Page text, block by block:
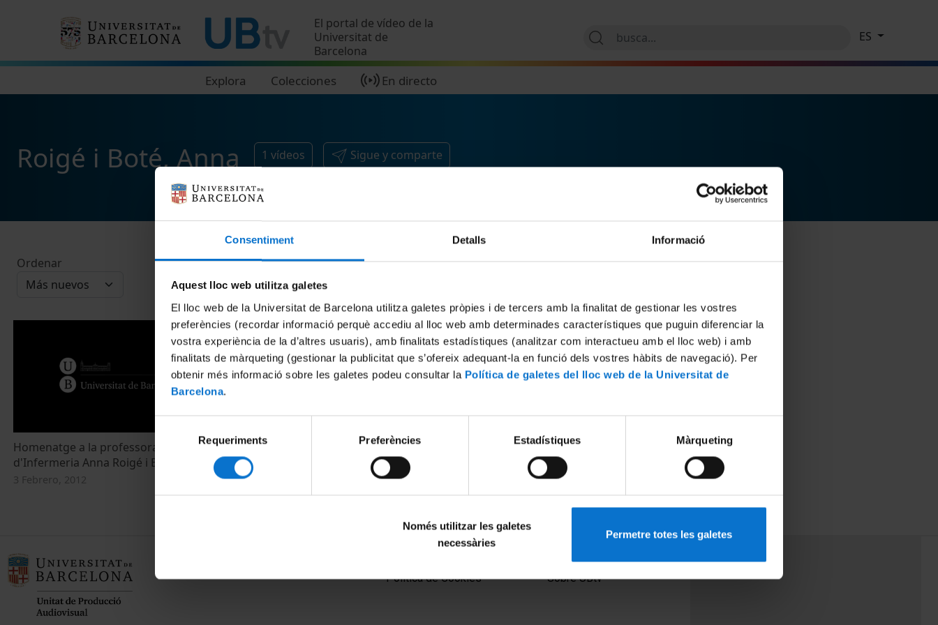
Consentiment Detalls Informació
Aquest lloc web utilitza galetes
El lloc web de la Universitat de Barcelona utilitza galetes pròpies i de tercers amb la finalitat de gestionar les vostres
preferències (recordar informació perquè accediu al lloc web amb determinades característiques que puguin diferenciar la
vostra experiència de la d’altres usuaris), amb finalitats estadístiques (analitzar com interactueu amb el lloc web) i amb
finalitats de màrqueting (gestionar la publicitat que s’ofereix adequant-la en funció dels vostres hàbits de navegació). Per
obtenir més informació sobre les galetes podeu consultar la Política de galetes del lloc web de la Universitat de
Barcelona.
consentiment
Requeriments Preferències Estadístiques Màrqueting
Només utilitzar les galetes
necessàries
Permetre totes les galetes
El portal de vídeo de la
Universitat de
Barcelona
Explora Colecciones En directo
ES
Roigé i Boté, Anna 1 vídeos Sigue y comparte
Ordenar
Homenatge a la professora de l'Escola
d'Infermeria Anna Roigé i Boté
3 Febrero, 2012
Política de Cookies
Sobre UBtv